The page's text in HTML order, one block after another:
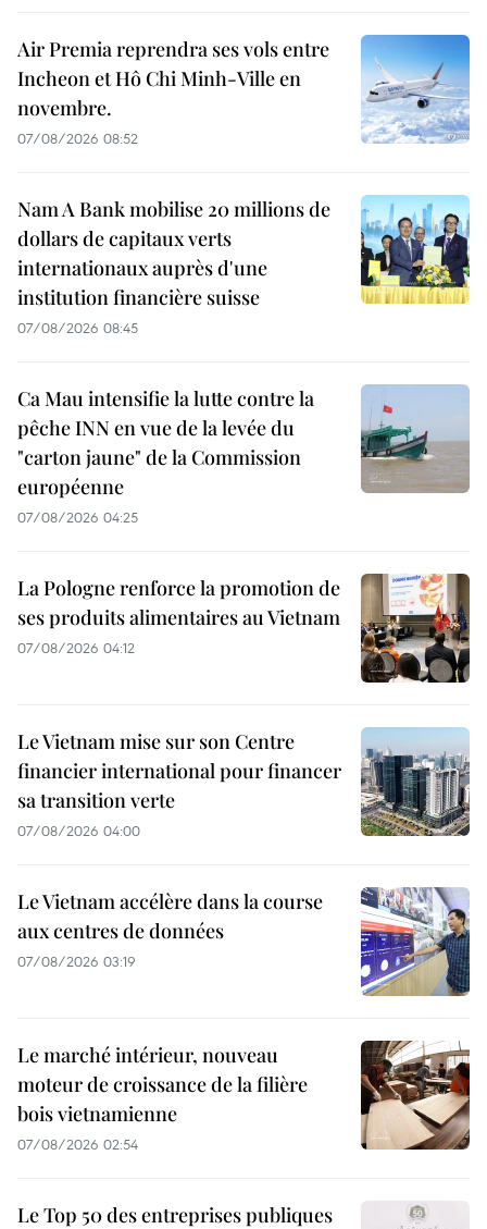
Air Premia reprendra ses vols entre
Incheon et Hô Chi Minh-Ville en
novembre.
07/08/2026 08:52
Nam A Bank mobilise 20 millions de
dollars de capitaux verts
internationaux auprès d'une
institution financière suisse
07/08/2026 08:45
Ca Mau intensifie la lutte contre la
pêche INN en vue de la levée du
"carton jaune" de la Commission
européenne
07/08/2026 04:25
La Pologne renforce la promotion de
ses produits alimentaires au Vietnam
07/08/2026 04:12
Le Vietnam mise sur son Centre
financier international pour financer
sa transition verte
07/08/2026 04:00
Le Vietnam accélère dans la course
aux centres de données
07/08/2026 03:19
Le marché intérieur, nouveau
moteur de croissance de la filière
bois vietnamienne
07/08/2026 02:54
Le Top 50 des entreprises publiques